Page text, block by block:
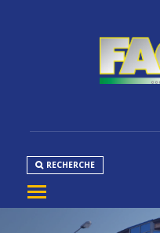
RECHERCHE
ENTREPRISE